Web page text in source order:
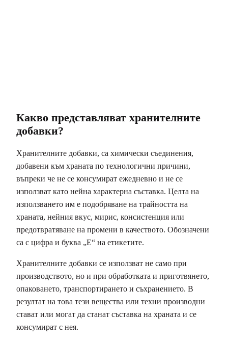
Какво представляват хранителните
добавки?
Хранителните добавки, са химически съединения,
добавени към храната по технологични причини,
въпреки че не се консумират ежедневно и не се
използват като нейна характерна съставка. Целта на
използването им е подобряване на трайността на
храната, нейния вкус, мирис, консистенция или
предотвратяване на промени в качеството. Обозначени
са с цифра и буква „Е“ на етикетите.
Хранителните добавки се използват не само при
производството, но и при обработката и приготвянето,
опаковането, транспортирането и съхранението. В
резултат на това тези вещества или техни производни
стават или могат да станат съставка на храната и се
консумират с нея.